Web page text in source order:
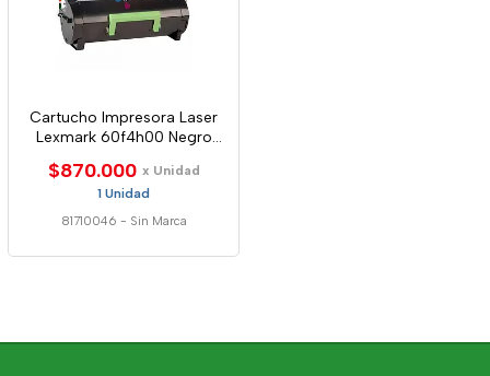
Cartucho Impresora Laser
Lexmark 60f4h00 Negro
$870.000 x Unidad
1 Unidad
81710046 - Sin Marca